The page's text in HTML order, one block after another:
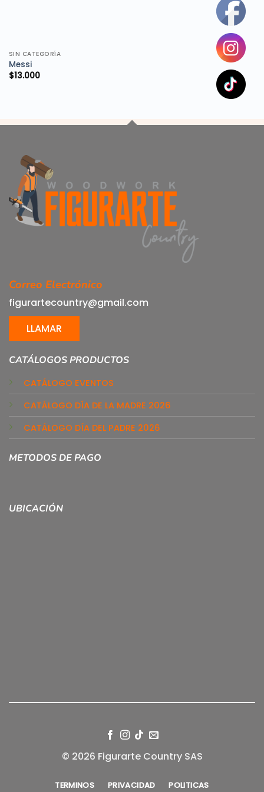
SIN CATEGORÍA
Messi
$13.000
Correo Electrónico
figurartecountry@gmail.com
LLAMAR
CATÁLOGOS PRODUCTOS
CATÁLOGO EVENTOS
CATÁLOGO DÍA DE LA MADRE 2026
CATÁLOGO DÍA DEL PADRE 2026
METODOS DE PAGO
UBICACIÓN
© 2026 Figurarte Country SAS
TERMINOS PRIVACIDAD POLITICAS